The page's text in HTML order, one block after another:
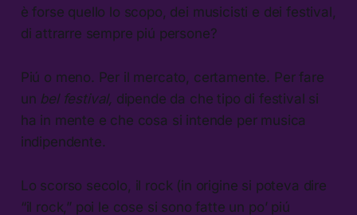
è forse quello lo scopo, dei musicisti e dei festival,
di attrarre sempre piú persone?
Piú o meno. Per il mercato, certamente. Per fare
un bel festival, dipende da che tipo di festival si
ha in mente e che cosa si intende per musica
indipendente.
Lo scorso secolo, il rock (in origine si poteva dire
“il rock,” poi le cose si sono fatte un po’ piú